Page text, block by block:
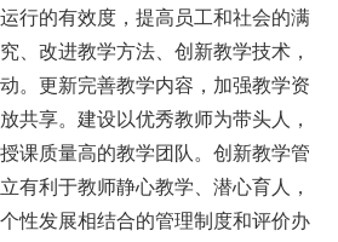
行的有效度，提高员工和社会的满
、改进教学方法、创新教学技术，
。更新完善教学内容，加强教学资
共享。建设以优秀教师为带头人，
课质量高的教学团队。创新教学管
有利于教师静心教学、潜心育人，
性发展相结合的管理制度和评价办